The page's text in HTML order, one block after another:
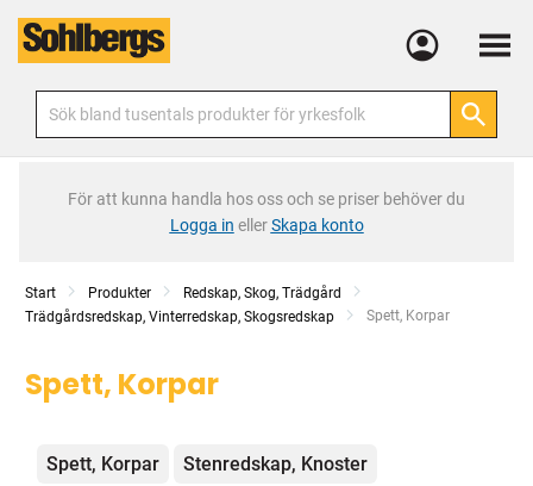
Meny
För att kunna handla hos oss och se priser behöver du
Logga in ellerSkapa konto
Start Produkter
Redskap, Skog, Trädgård
Trädgårdsredskap, Vinterredskap, Skogsredskap
Current:
Spett, Korpar
Spett, Korpar
Kategorier
Spett, Korpar Stenredskap, Knoster